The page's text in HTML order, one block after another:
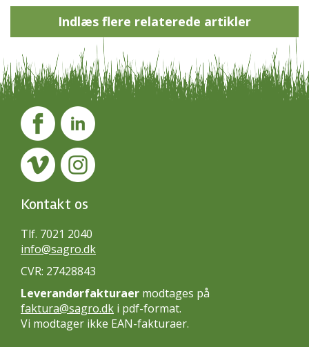
Indlæs flere relaterede artikler
Kontakt os
Tlf. 7021 2040
info@sagro.dk
CVR: 27428843
Leverandørfakturaer modtages på
faktura@sagro.dk i pdf-format.
Vi modtager ikke EAN-fakturaer.